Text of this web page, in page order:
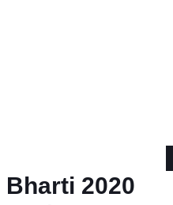
2020